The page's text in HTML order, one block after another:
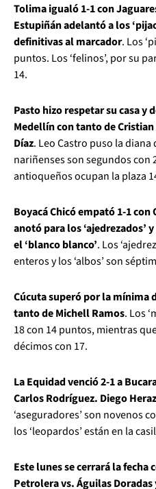
Tolima igualó 1-1 con
Estupiñán adelantó a los
definitivas al marcador. Los
puntos. Los ‘felinos’, por su
14.
Pasto hizo respetar su casa y
Medellín con tanto de
Díaz. Leo Castro puso la diana
nariñenses son segundos
antioqueños ocupan la plaza
Boyacá Chicó empató 1-1 con
anotó para los ‘ajedrezados’
el ‘blanco blanco’. Los
enteros y los ‘albos’ son
Cúcuta superó por la mínima
tanto de Michell Ramos. Los
18 con 14 puntos, mientras
décimos con 17.
La Equidad venció 2-1 a
Carlos Rodríguez. Diego
‘aseguradores’ son novenos
los ‘leopardos’ están en la
Este lunes se cerrará la fecha
Petrolera vs. Águilas